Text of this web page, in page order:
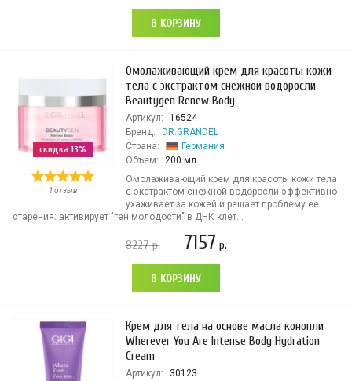
В КОРЗИНУ
скидка 13%
1 отзыв
Омолаживающий крем для красоты кожи
тела с экстрактом снежной водоросли
Beautygen Renew Body
Артикул:
16524
Бренд:
DR.GRANDEL
Страна:
Германия
Объем:
200 мл
Омолаживающий крем для красоты кожи тела
с экстрактом снежной водоросли эффективно
ухаживает за кожей и решает проблему ее
старения: активирует "ген молодости" в ДНК клет...
8227р. 7157 р.
В КОРЗИНУ
Крем для тела на основе масла конопли
Wherever You Are Intense Body Hydration
Cream
Артикул:
30123